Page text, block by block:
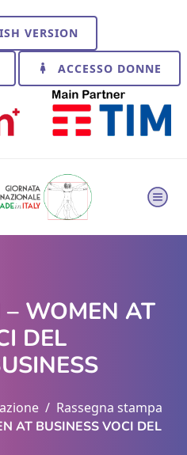
VERSION
ACCESSO DONNE
WOMEN AT
DEL
Rassegna stampa
AT BUSINESS VOCI DEL